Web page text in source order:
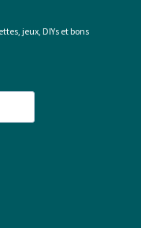
jeux, DIYs et bons